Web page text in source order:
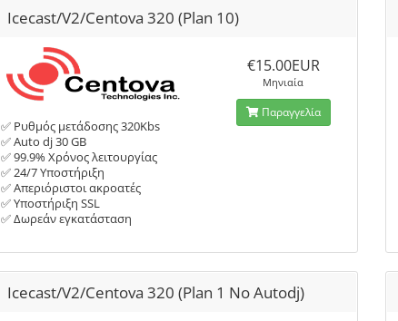
Icecast/V2/Centova 320 (Plan 10)
✅ Ρυθμός μετάδοσης 320Kbs
✅ Auto dj 30 GB
✅ 99.9% Χρόνος λειτουργίας
✅ 24/7 Υποστήριξη
✅ Απεριόριστοι ακροατές
✅ Υποστήριξη SSL
✅ Δωρεάν εγκατάσταση
€15.00EUR
Μηνιαία
Παραγγελία
Icecast/V2/Centova 320 (Plan 1 No Autodj)